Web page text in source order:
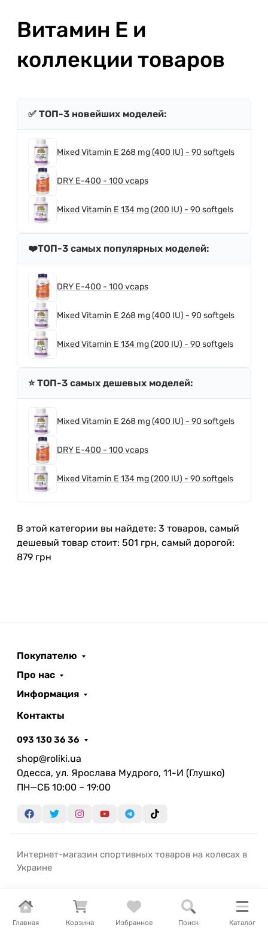
Главная Корзина Избранное Поиск Каталог
Витамин E и
коллекции товаров
✅ ТОП-3 новейших моделей:
Mixed Vitamin E 268 mg (400 IU) - 90 softgels
DRY E-400 - 100 vcaps
Mixed Vitamin E 134 mg (200 IU) - 90 softgels
❤️ТОП-3 самых популярных моделей:
DRY E-400 - 100 vcaps
Mixed Vitamin E 268 mg (400 IU) - 90 softgels
Mixed Vitamin E 134 mg (200 IU) - 90 softgels
⭐️ ТОП-3 самых дешевых моделей:
Mixed Vitamin E 268 mg (400 IU) - 90 softgels
DRY E-400 - 100 vcaps
Mixed Vitamin E 134 mg (200 IU) - 90 softgels
В этой категории вы найдете: 3 товаров, самый
дешевый товар стоит: 501 грн, самый дорогой:
879 грн
Покупателю
Про нас
Информация
Контакты
093 130 36 36
shop@roliki.ua
Одесса, ул. Ярослава Мудрого, 11-И (Глушко)
ПН—СБ 10:00 – 19:00
Интернет-магазин спортивных товаров на колесах в
Украине